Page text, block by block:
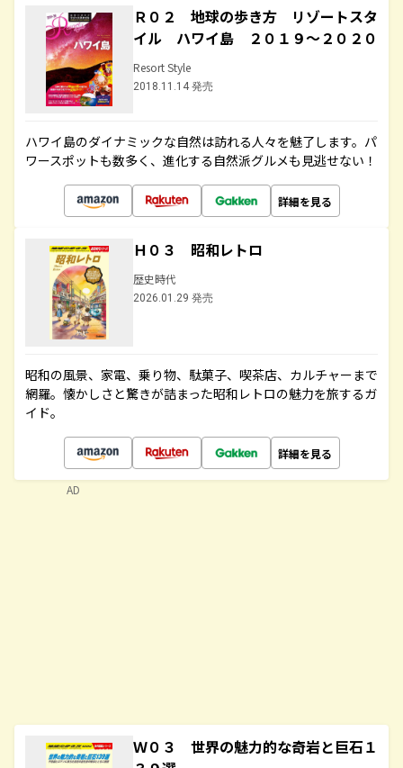
Ｒ０２ 地球の歩き方 リゾートスタ
イル ハワイ島 ２０１９～２０２０
Resort Style
2018.11.14 発売
ハワイ島のダイナミックな自然は訪れる人々を魅了します。パ
ワースポットも数多く、進化する自然派グルメも見逃せない！
詳細を見る
Ｈ０３ 昭和レトロ
歴史時代
2026.01.29 発売
昭和の風景、家電、乗り物、駄菓子、喫茶店、カルチャーまで
網羅。懐かしさと驚きが詰まった昭和レトロの魅力を旅するガ
イド。
詳細を見る
Ｗ０３ 世界の魅力的な奇岩と巨石１
AD